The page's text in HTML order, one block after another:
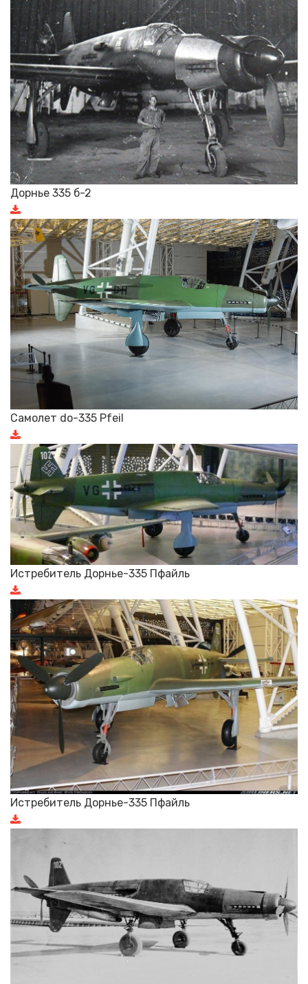
Дорнье 335 б-2
Самолет do-335 Pfeil
Истребитель Дорнье-335 Пфайль
Истребитель Дорнье-335 Пфайль